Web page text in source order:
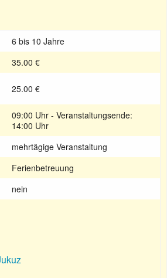
6 bis 10 Jahre
35.00 €
25.00 €
09:00 Uhr - Veranstaltungsende:
14:00 Uhr
mehrtägige Veranstaltung
Ferienbetreuung
nein